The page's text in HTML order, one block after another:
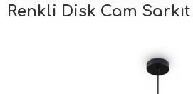
Renkli Disk Cam Sarkıt